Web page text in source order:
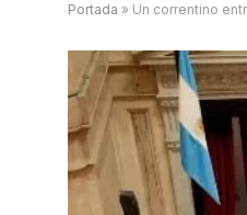
Portada » Un correntino